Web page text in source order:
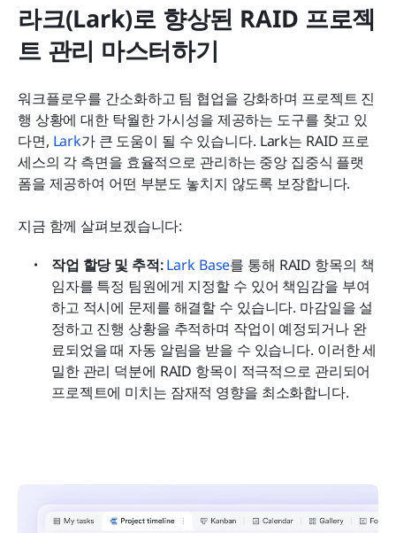
라크(Lark)로 향상된 RAID 프로젝
트 관리 마스터하기
워크플로우를 간소화하고 팀 협업을 강화하며 프로젝트 진
행 상황에 대한 탁월한 가시성을 제공하는 도구를 찾고 있
다면, Lark가 큰 도움이 될 수 있습니다. Lark는 RAID 프로
세스의 각 측면을 효율적으로 관리하는 중앙 집중식 플랫
폼을 제공하여 어떤 부분도 놓치지 않도록 보장합니다.
지금 함께 살펴보겠습니다:
작업 할당 및 추적: Lark Base를 통해 RAID 항목의 책
임자를 특정 팀원에게 지정할 수 있어 책임감을 부여
하고 적시에 문제를 해결할 수 있습니다. 마감일을 설
정하고 진행 상황을 추적하며 작업이 예정되거나 완
료되었을 때 자동 알림을 받을 수 있습니다. 이러한 세
밀한 관리 덕분에 RAID 항목이 적극적으로 관리되어
프로젝트에 미치는 잠재적 영향을 최소화합니다.